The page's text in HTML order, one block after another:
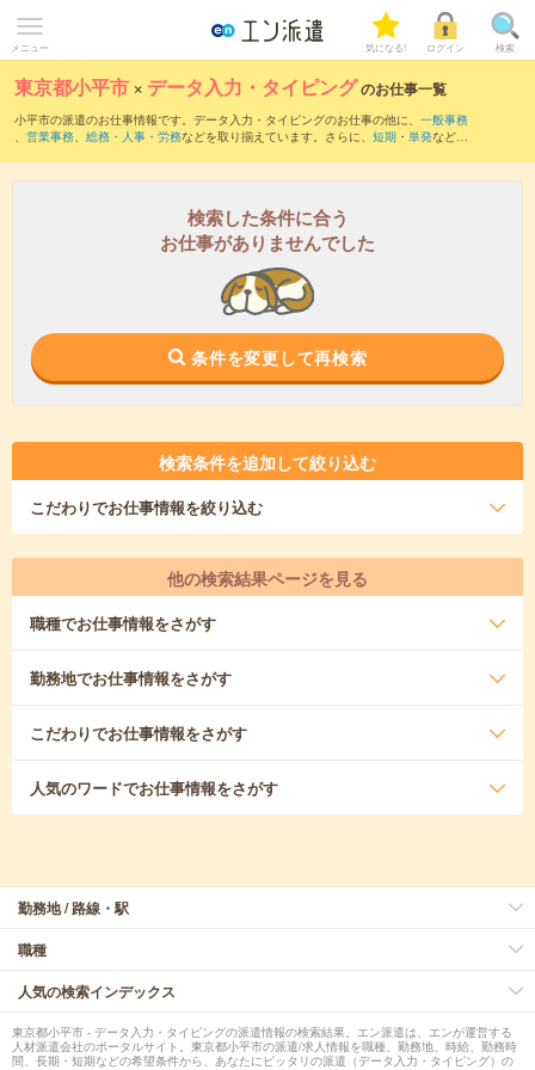
メニュー 気になる! ログイン 検索
東京都小平市 × データ入力・タイピングのお仕事一覧
小平市の派遣のお仕事情報です。データ入力・タイピングのお仕事の他に、 一般事務
、 営業事務、 総務・人事・労務などを取り揃えています。さらに、 短期 ・ 単発などの
検索した条件に合う
お仕事がありませんでした
条件を変更して再検索
検索条件を追加して絞り込む
こだわりでお仕事情報を絞り込む
他の検索結果ページを見る
職種でお仕事情報をさがす
勤務地でお仕事情報をさがす
こだわりでお仕事情報をさがす
人気のワードでお仕事情報をさがす
勤務地 / 路線・駅
職種
人気の検索インデックス
東京都小平市 - データ入力・タイピングの派遣情報の検索結果。エン派遣は、エンが運営する
人材派遣会社のポータルサイト。東京都小平市の派遣/求人情報を職種、勤務地、時給、勤務時
間、長期・短期などの希望条件から、あなたにピッタリの派遣（データ入力・タイピング）の